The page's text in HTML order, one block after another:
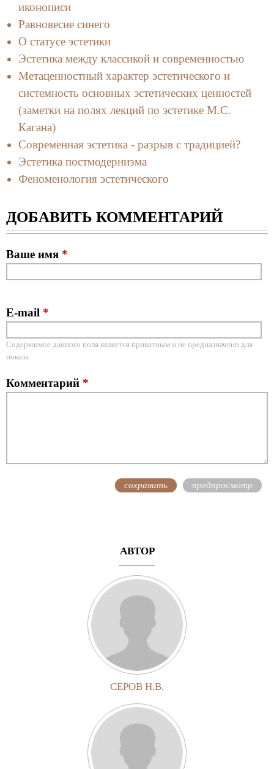
иконописи
Равновесие синего
О статусе эстетики
Эстетика между классикой и современностью
Метаценностный характер эстетического и
системность основных эстетических ценностей
(заметки на полях лекций по эстетике М.С.
Кагана)
Современная эстетика - разрыв с традицией?
Эстетика постмодернизма
Феноменология эстетического
ДОБАВИТЬ КОММЕНТАРИЙ
Ваше имя *
E-mail *
Содержимое данного поля является приватным и не предназначено для
показа.
Комментарий *
АВТОР
СЕРОВ Н.В.